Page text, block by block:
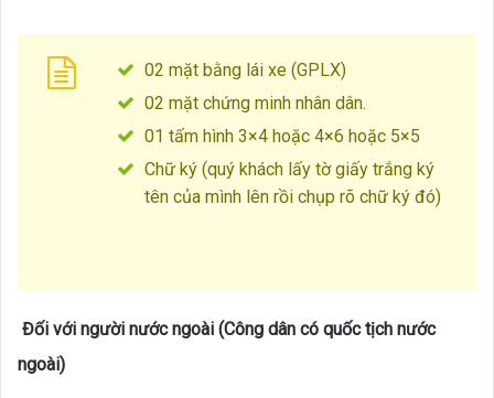
02 mặt bằng lái xe (GPLX)
02 mặt chứng minh nhân dân.
01 tấm hình 3×4 hoặc 4×6 hoặc 5×5
Chữ ký (quý khách lấy tờ giấy trắng ký
tên của mình lên rồi chụp rõ chữ ký đó)
Đối với người nước ngoài (Công dân có quốc tịch nước
ngoài)